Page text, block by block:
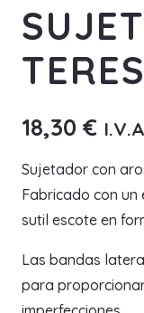
18,30 €
Sujetador con
Fabricado con
sutil escote en
Las bandas
para